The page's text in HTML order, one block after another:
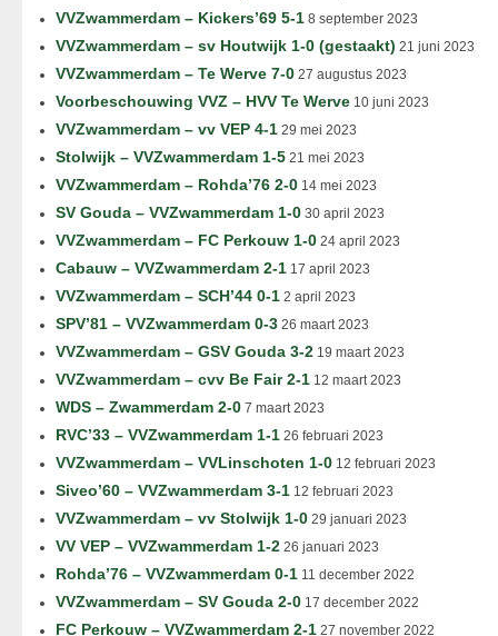
VVZwammerdam – Kickers’69 5-1 8 september 2023
VVZwammerdam – sv Houtwijk 1-0 (gestaakt) 21 juni 2023
VVZwammerdam – Te Werve 7-0 27 augustus 2023
Voorbeschouwing VVZ – HVV Te Werve 10 juni 2023
VVZwammerdam – vv VEP 4-1 29 mei 2023
Stolwijk – VVZwammerdam 1-5 21 mei 2023
VVZwammerdam – Rohda’76 2-0 14 mei 2023
SV Gouda – VVZwammerdam 1-0 30 april 2023
VVZwammerdam – FC Perkouw 1-0 24 april 2023
Cabauw – VVZwammerdam 2-1 17 april 2023
VVZwammerdam – SCH’44 0-1 2 april 2023
SPV’81 – VVZwammerdam 0-3 26 maart 2023
VVZwammerdam – GSV Gouda 3-2 19 maart 2023
VVZwammerdam – cvv Be Fair 2-1 12 maart 2023
WDS – Zwammerdam 2-0 7 maart 2023
RVC’33 – VVZwammerdam 1-1 26 februari 2023
VVZwammerdam – VVLinschoten 1-0 12 februari 2023
Siveo’60 – VVZwammerdam 3-1 12 februari 2023
VVZwammerdam – vv Stolwijk 1-0 29 januari 2023
VV VEP – VVZwammerdam 1-2 26 januari 2023
Rohda’76 – VVZwammerdam 0-1 11 december 2022
VVZwammerdam – SV Gouda 2-0 17 december 2022
FC Perkouw – VVZwammerdam 2-1 27 november 2022